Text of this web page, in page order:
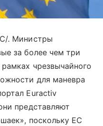
. Министры
за более чем три
чрезвычайного
для маневра
Euractiv
представляют
поскольку ЕС